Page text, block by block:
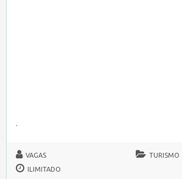
.
VAGAS
TURISMO
ILIMITADO